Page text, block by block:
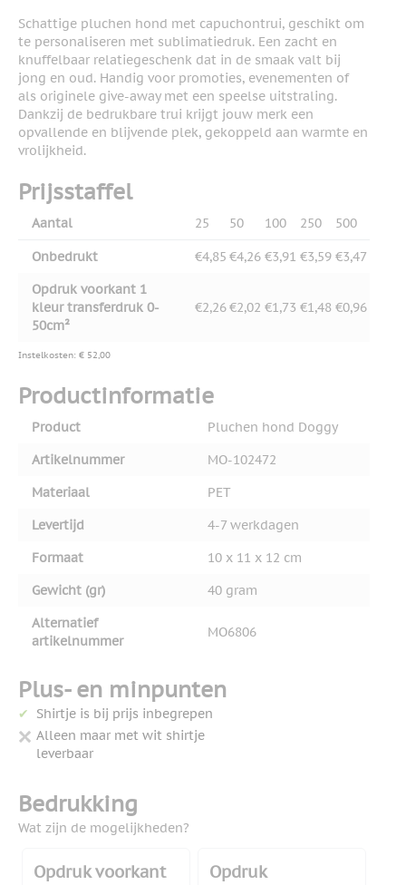
Schattige pluchen hond met capuchontrui, geschikt om
te personaliseren met sublimatiedruk. Een zacht en
knuffelbaar relatiegeschenk dat in de smaak valt bij
jong en oud. Handig voor promoties, evenementen of
als originele give-away met een speelse uitstraling.
Dankzij de bedrukbare trui krijgt jouw merk een
opvallende en blijvende plek, gekoppeld aan warmte en
vrolijkheid.
Prijsstaffel
Aantal 25 50 100 250 500
Onbedrukt €4,85 €4,26 €3,91 €3,59 €3,47
Opdruk voorkant 1
kleur transferdruk 0-
50cm²
€2,26€2,02 €1,73 €1,48 €0,96
Instelkosten: € 52,00
Productinformatie
Product
Pluchen hond Doggy
Artikelnummer
MO-102472
Materiaal
PET
Levertijd
4-7 werkdagen
Formaat
10 x 11 x 12 cm
Gewicht (gr)
40 gram
Alternatief
artikelnummer
MO6806
Plus- en minpunten
Shirtje is bij prijs inbegrepen
Alleen maar met wit shirtje
leverbaar
Bedrukking
Wat zijn de mogelijkheden?
Opdruk voorkant
Opdruk